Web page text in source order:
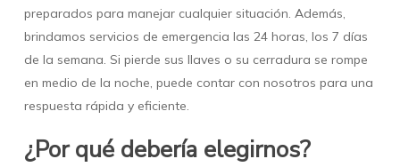
preparados para manejar cualquier situación. Además,
brindamos servicios de emergencia las 24 horas, los 7 días
de la semana. Si pierde sus llaves o su cerradura se rompe
en medio de la noche, puede contar con nosotros para una
respuesta rápida y eficiente.
¿Por qué debería elegirnos?